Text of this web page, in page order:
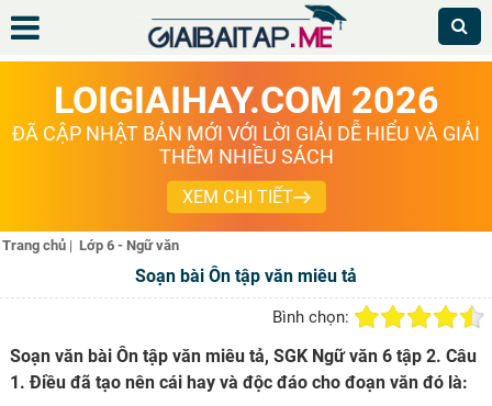
LOIGIAIHAY.COM 2026
ĐÃ CẬP NHẬT BẢN MỚI VỚI LỜI GIẢI DỄ HIỂU VÀ GIẢI
THÊM NHIỀU SÁCH
XEM CHI TIẾT
Trang chủ | Lớp 6 - Ngữ văn
Soạn bài Ôn tập văn miêu tả
Bình chọn:
Soạn văn bài Ôn tập văn miêu tả, SGK Ngữ văn 6 tập 2. Câu
1. Điều đã tạo nên cái hay và độc đáo cho đoạn văn đó là: